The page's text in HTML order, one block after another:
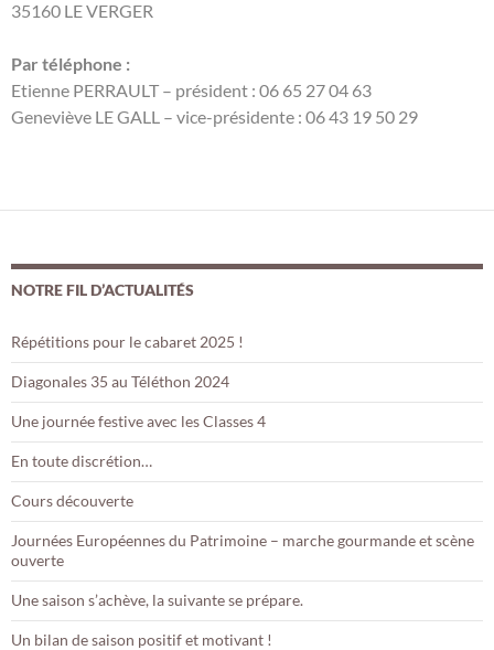
35160 LE VERGER
Par téléphone :
Etienne PERRAULT – président : 06 65 27 04 63
Geneviève LE GALL – vice-présidente : 06 43 19 50 29
NOTRE FIL D’ACTUALITÉS
Répétitions pour le cabaret 2025 !
Diagonales 35 au Téléthon 2024
Une journée festive avec les Classes 4
En toute discrétion…
Cours découverte
Journées Européennes du Patrimoine – marche gourmande et scène
ouverte
Une saison s’achève, la suivante se prépare.
Un bilan de saison positif et motivant !